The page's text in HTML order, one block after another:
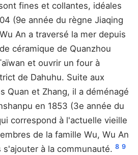
fines et collantes, idéales
(9e année du règne Jiaqing
An a traversé la mer depuis
céramique de Quanzhou
et ouvrir un four à
de Dahuhu. Suite aux
Quan et Zhang, il a déménagé
en 1853 (3e année du
correspond à l'actuelle vieille
de la famille Wu, Wu An
à la communauté. 8 9